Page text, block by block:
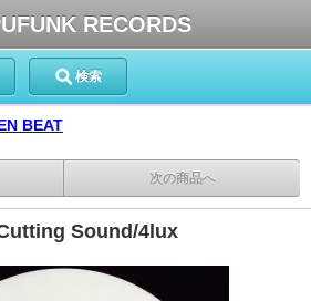
RECORDS
検索
BEAT
次の商品へ
Sound/4lux